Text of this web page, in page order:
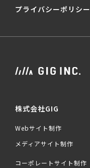
プライバシーポリシー
株式会社GIG
Webサイト制作
メディアサイト制作
コーポレートサイト制作